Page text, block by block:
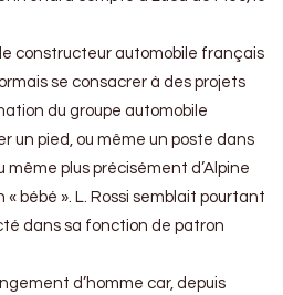
constructeur automobile français
se consacrer à des projets
du groupe automobile
un pied, ou même un poste dans
même plus précisément d’Alpine
« bébé ». L. Rossi semblait pourtant
dans sa fonction de patron
d’homme car, depuis